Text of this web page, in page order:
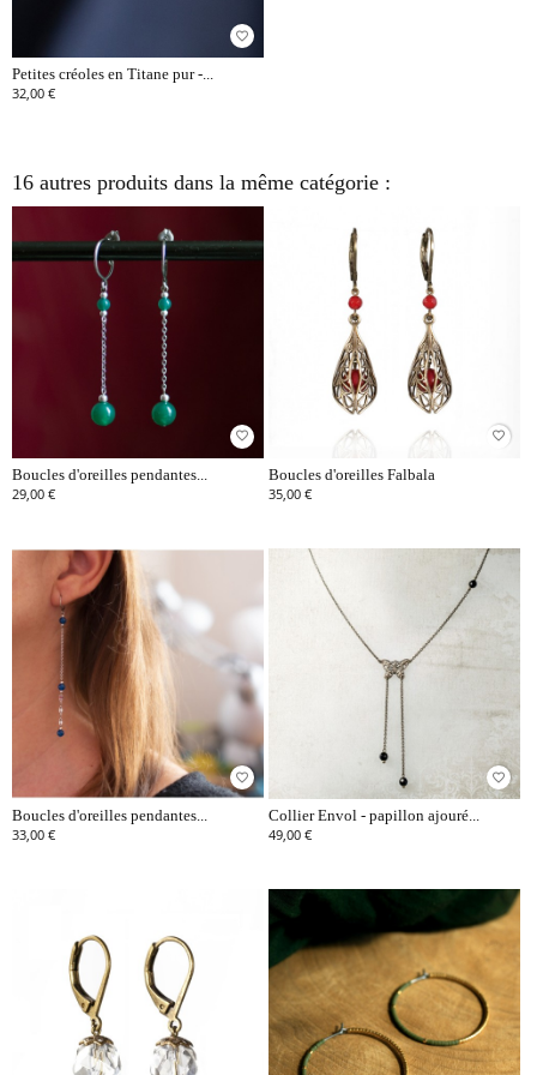
favorite_border
Petites créoles en Titane pur -...
32,00 €
16 autres produits dans la même catégorie :
favorite_border
Boucles d'oreilles pendantes...
29,00 €
favorite_border
Boucles d'oreilles Falbala
35,00 €
favorite_border
Boucles d'oreilles pendantes...
33,00 €
favorite_border
Collier Envol - papillon ajouré...
49,00 €